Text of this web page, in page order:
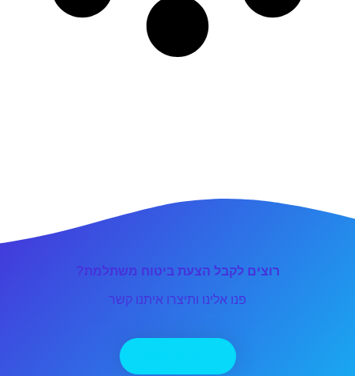
רוצים לקבל הצעת ביטוח משתלמת?
פנו אלינו ותיצרו איתנו קשר